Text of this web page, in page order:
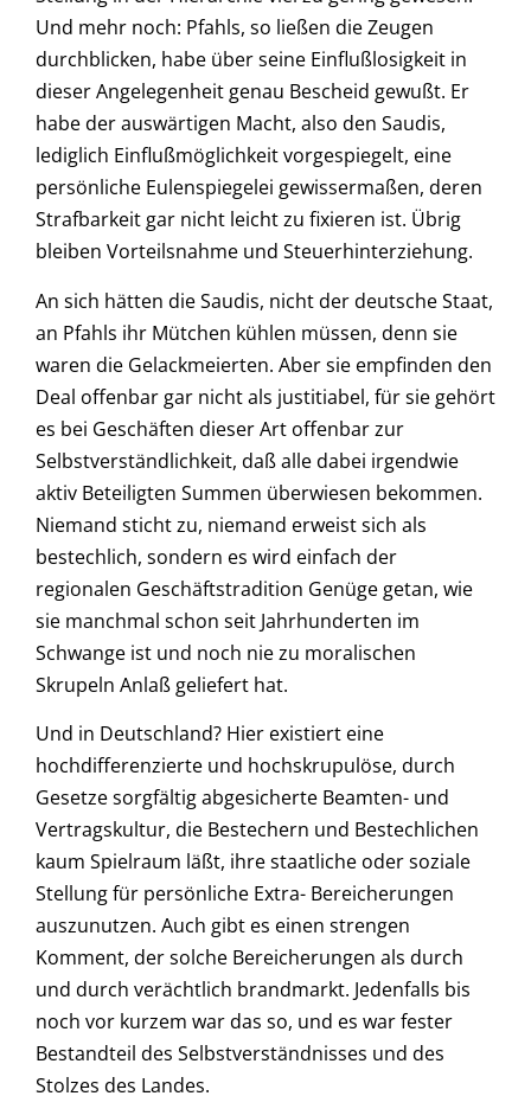
Und mehr noch: Pfahls, so ließen die Zeugen
durchblicken, habe über seine Einflußlosigkeit in
dieser Angelegenheit genau Bescheid gewußt. Er
habe der auswärtigen Macht, also den Saudis,
lediglich Einflußmöglichkeit vorgespiegelt, eine
persönliche Eulenspiegelei gewissermaßen, deren
Strafbarkeit gar nicht leicht zu fixieren ist. Übrig
bleiben Vorteilsnahme und Steuerhinterziehung.
An sich hätten die Saudis, nicht der deutsche Staat,
an Pfahls ihr Mütchen kühlen müssen, denn sie
waren die Gelackmeierten. Aber sie empfinden den
Deal offenbar gar nicht als justitiabel, für sie gehört
es bei Geschäften dieser Art offenbar zur
Selbstverständlichkeit, daß alle dabei irgendwie
aktiv Beteiligten Summen überwiesen bekommen.
Niemand sticht zu, niemand erweist sich als
bestechlich, sondern es wird einfach der
regionalen Geschäftstradition Genüge getan, wie
sie manchmal schon seit Jahrhunderten im
Schwange ist und noch nie zu moralischen
Skrupeln Anlaß geliefert hat.
Und in Deutschland? Hier existiert eine
hochdifferenzierte und hochskrupulöse, durch
Gesetze sorgfältig abgesicherte Beamten- und
Vertragskultur, die Bestechern und Bestechlichen
kaum Spielraum läßt, ihre staatliche oder soziale
Stellung für persönliche Extra- Bereicherungen
auszunutzen. Auch gibt es einen strengen
Komment, der solche Bereicherungen als durch
und durch verächtlich brandmarkt. Jedenfalls bis
noch vor kurzem war das so, und es war fester
Bestandteil des Selbstverständnisses und des
Stolzes des Landes.